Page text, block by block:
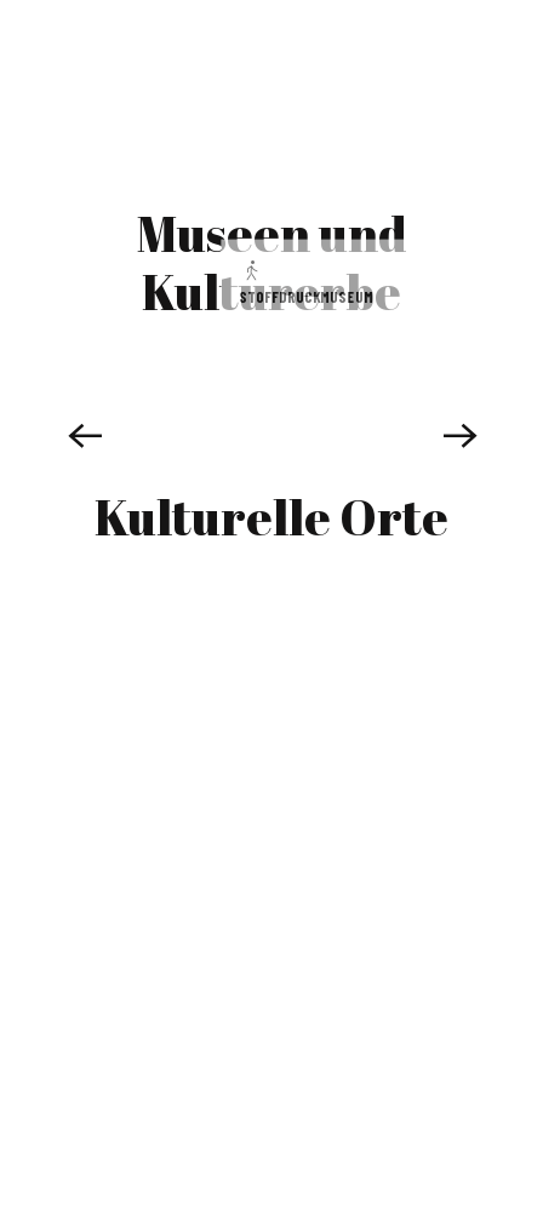
Museen und
Kulturerbe
STOFFDRUCKMUSEUM
Kulturelle Orte